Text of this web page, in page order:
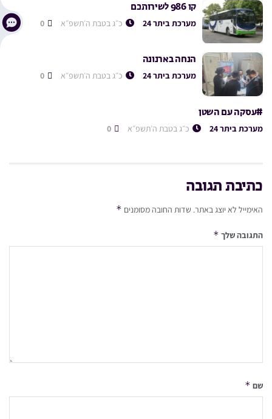
קו 986 לשירותכם
מערכת ביתר 24 כ״ג בטבת ה׳תשפ״א
הנחה בארנונה
מערכת ביתר 24 כ״ג בטבת ה׳תשפ״א
#עסקה עם השטן
מערכת ביתר 24 כ״ג בטבת ה׳תשפ״א
כתיבת תגובה
האימייל לא יוצג באתר. שדות החובה מסומנים *
התגובה שלך *
שם *